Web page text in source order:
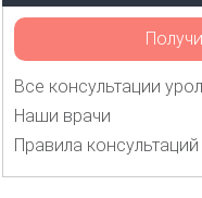
Все консультации
Наши врачи
Правила консультаций